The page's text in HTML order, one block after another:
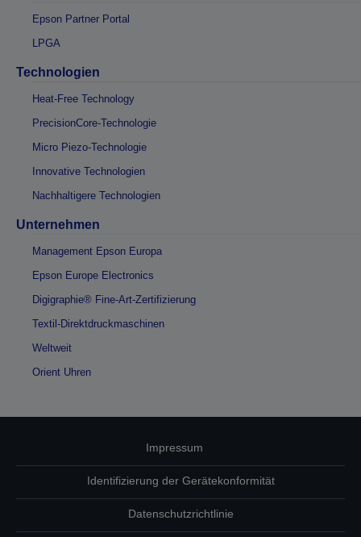
Epson Partner Portal
LPGA
Technologien
Heat-Free Technology
PrecisionCore-Technologie
Micro Piezo-Technologie
Innovative Technologien
Nachhaltigere Technologien
Unternehmen
Management Epson Europa
Epson Europe Electronics
Digigraphie® Fine-Art-Zertifizierung
Textil-Direktdruckmaschinen
Weltweit
Orient Uhren
Impressum
Identifizierung der Gerätekonformität
Datenschutzrichtlinie